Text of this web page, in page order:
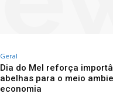
Geral
Dia do Mel reforça
abelhas para o meio
economia